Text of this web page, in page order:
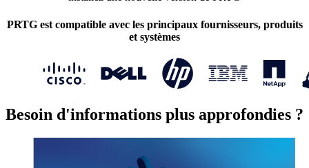
PRTG est compatible avec les principaux fournisseurs, produits
et systèmes
Besoin d'informations plus approfondies ?